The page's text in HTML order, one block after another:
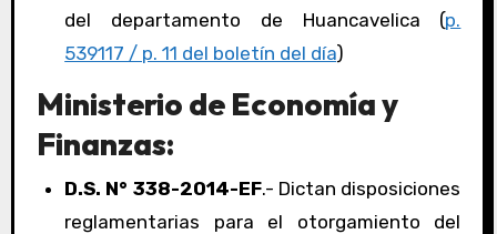
del departamento de Huancavelica (p.
539117 / p. 11 del boletín del día)
Ministerio de Economía y
Finanzas:
D.S. N° 338-2014-EF.- Dictan disposiciones
reglamentarias para el otorgamiento del